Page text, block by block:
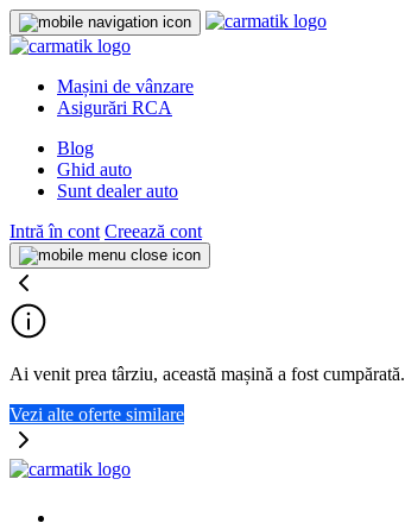
Mașini de vânzare
Asigurări RCA
Blog
Ghid auto
Sunt dealer auto
Intră în cont Creează cont
Ai venit prea târziu, această mașină a fost cumpărată.
Vezi alte oferte similare